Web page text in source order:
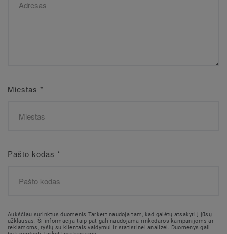
Miestas *
Pašto kodas *
Aukščiau surinktus duomenis Tarkett naudoja tam, kad galėtų atsakyti į jūsų
užklausas. Ši informacija taip pat gali naudojama rinkodaros kampanijoms ar
reklamoms, ryšių su klientais valdymui ir statistinei analizei. Duomenys gali